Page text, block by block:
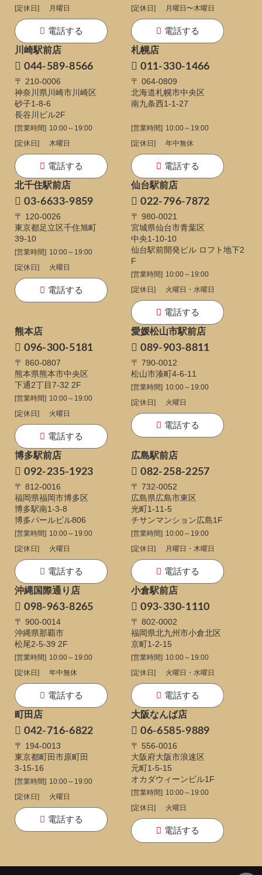
[定休日]
月曜日
電話する
[定休日]
月曜日〜木曜日
電話する
川崎駅前店
044-589-8566
〒 210-0006
神奈川県川崎市川崎区
砂子1-8-6
長谷川ビル2F
[営業時間] 10:00～19:00
[定休日]
木曜日
電話する
札幌店
011-330-1466
〒 064-0809
北海道札幌市中央区
南九条西1-1-27
[営業時間] 10:00～19:00
[定休日]
年中無休
電話する
北千住駅前店
03-6633-9859
〒 120-0026
東京都足立区千住旭町
39-10
[営業時間] 10:00～19:00
[定休日]
火曜日
電話する
仙台駅前店
022-796-7872
〒 980-0021
宮城県仙台市青葉区
中央1-10-10
仙台駅前開発ビル ロフト地下2
F
[営業時間] 10:00～19:00
[定休日]
火曜日・水曜日
電話する
熊本店
096-300-5181
〒 860-0807
熊本県熊本市中央区
下通2丁目7-32 2F
[営業時間] 10:00～19:00
[定休日]
火曜日
電話する
愛媛松山市駅前店
089-903-8811
〒 790-0012
松山市湊町4-6-11
[営業時間] 10:00～19:00
[定休日]
火曜日
電話する
博多駅前店
092-235-1923
〒 812-0016
福岡県福岡市博多区
博多駅南1-3-8
博多パールビル806
[営業時間] 10:00～19:00
[定休日]
火曜日
電話する
広島駅前店
082-258-2257
〒 732-0052
広島県広島市東区
光町1-11-5
チサンマンション広島1F
[営業時間] 10:00～19:00
[定休日]
月曜日・木曜日
電話する
沖縄国際通り店
098-963-8265
〒 900-0014
沖縄県那覇市
松尾2-5-39 2F
[営業時間] 10:00～19:00
[定休日]
年中無休
電話する
小倉駅前店
093-330-1110
〒 802-0002
福岡県北九州市小倉北区
京町1-2-15
[営業時間] 10:00～19:00
[定休日]
火曜日・水曜日
電話する
町田店
042-716-6822
〒 194-0013
東京都町田市原町田
3-15-16
[営業時間] 10:00～19:00
[定休日]
火曜日
電話する
大阪なんば店
06-6585-9889
〒 556-0016
大阪府大阪市浪速区
元町1-5-15
オカダウィーンビル1F
[営業時間] 10:00～19:00
[定休日]
火曜日
電話する